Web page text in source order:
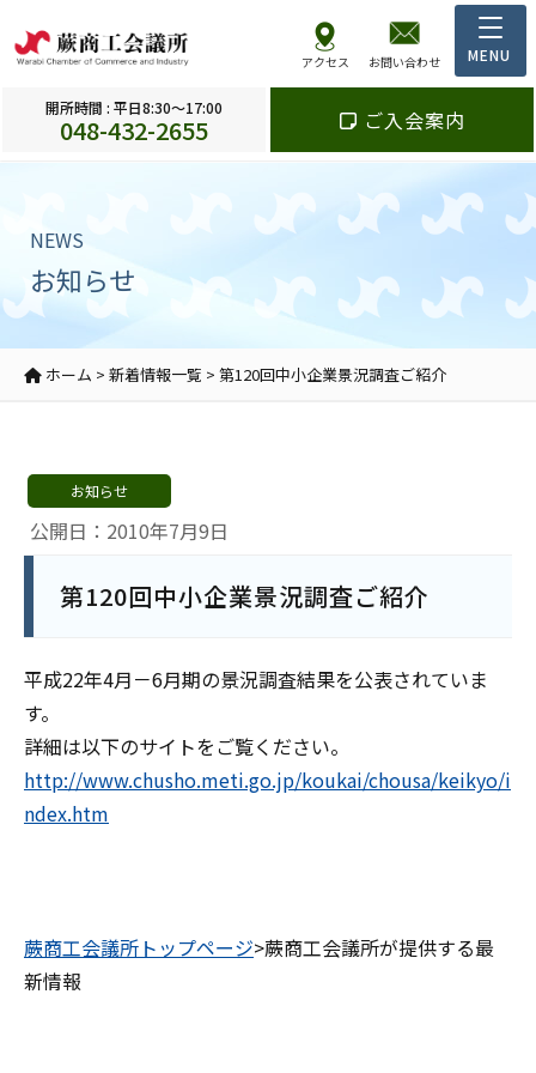
アクセス お問い合わせ
開所時間 : 平日8:30～17:00
048-432-2655 ご入会案内
NEWS
お知らせ
ホーム > 新着情報一覧 > 第120回中小企業景況調査ご紹介
公開日：2010年7月9日
お知らせ
第120回中小企業景況調査ご紹介
平成22年4月－6月期の景況調査結果を公表されていま
す。
詳細は以下のサイトをご覧ください。
http://www.chusho.meti.go.jp/koukai/chousa/keikyo/i
ndex.htm
蕨商工会議所トップページ>蕨商工会議所が提供する最
新情報